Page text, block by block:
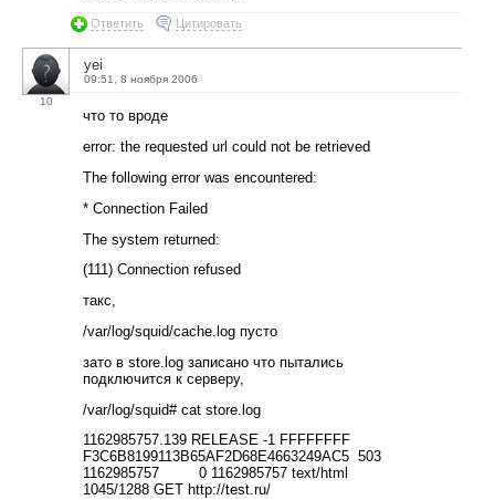
Ответить Цитировать
10
yei
09:51, 8 ноября 2006
что то вроде
error: the requested url could not be retrieved
The following error was encountered:
* Connection Failed
The system returned:
(111) Connection refused
такс,
/var/log/squid/cache.log пусто
зато в store.log записано что пытались
подключится к серверу,
/var/log/squid# cat store.log
1162985757.139 RELEASE -1 FFFFFFFF
F3C6B8199113B65AF2D68E4663249AC5 503
1162985757 0 1162985757 text/html
1045/1288 GET http://test.ru/